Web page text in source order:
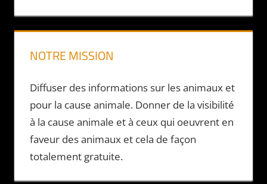
NOTRE MISSION
Diffuser des informations sur les animaux et
pour la cause animale. Donner de la visibilité
à la cause animale et à ceux qui oeuvrent en
faveur des animaux et cela de façon
totalement gratuite.